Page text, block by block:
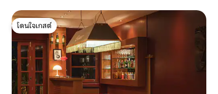
โดนใจเกสต์
โดนใจเกสต์